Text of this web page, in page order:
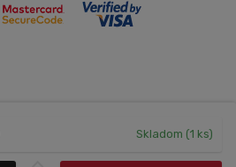
Skladom (1 ks)
cookies
© 2026 Trenujeme.sk